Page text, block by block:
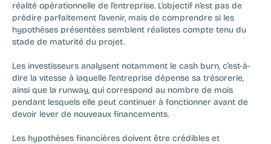
réalité opérationnelle de l’entreprise. L’objectif n’est pas de
prédire parfaitement l’avenir, mais de comprendre si les
hypothèses présentées semblent réalistes compte tenu du
stade de maturité du projet.
Les investisseurs analysent notamment le cash burn, c’est-à-
dire la vitesse à laquelle l’entreprise dépense sa trésorerie,
ainsi que la runway, qui correspond au nombre de mois
pendant lesquels elle peut continuer à fonctionner avant de
devoir lever de nouveaux financements.
Les hypothèses financières doivent être crédibles et